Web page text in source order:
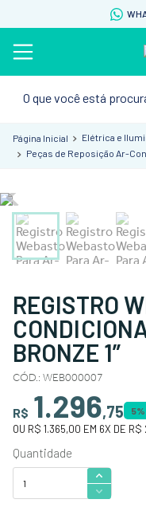
Elétrica e
Peças de Reposição Ar-
REGISTRO
BRONZE 1”
CÓD.: WEB000007
R$ 1.296,75 5
OU R$ 1.365,00 EM 6X DE R$